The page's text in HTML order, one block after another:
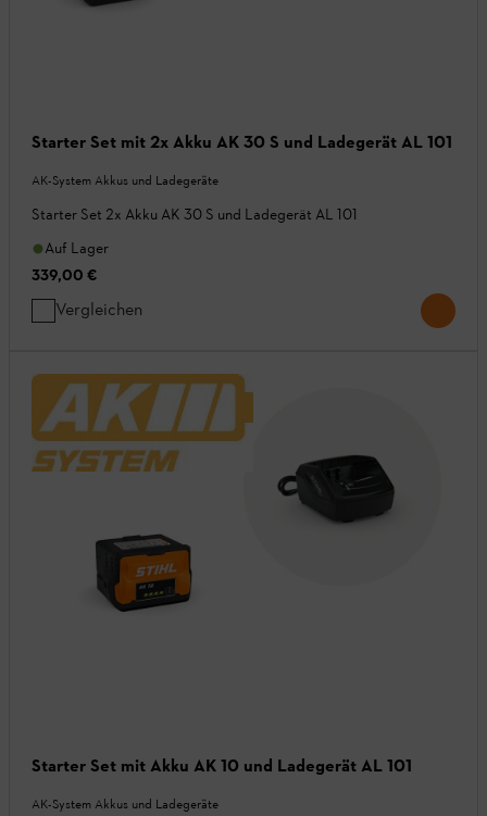
Starter Set mit 2x Akku AK 30 S und Ladegerät AL 101
AK-System Akkus und Ladegeräte
Starter Set 2x Akku AK 30 S und Ladegerät AL 101
Auf Lager
339,00 €
Vergleichen
Starter Set mit Akku AK 10 und Ladegerät AL 101
AK-System Akkus und Ladegeräte